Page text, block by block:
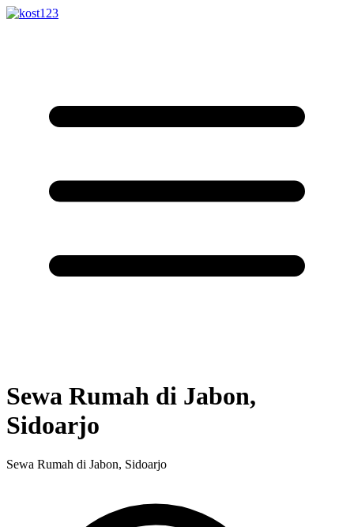
Sewa Rumah di Jabon,
Sidoarjo
Sewa Rumah di Jabon, Sidoarjo